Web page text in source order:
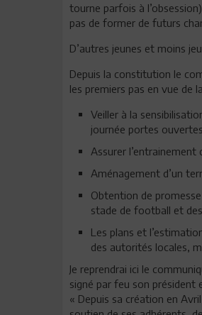
tourne parfois à
pas de former de futurs
D’autres jeunes et moins
Depuis la constitution le
les premiers pas en vue de
Veiller à la
journée portes
Assurer l’entrainement
Aménagement d’un
Obtention de
stade de football et
Les plans et
des autorités locales,
Je reprendrai ici le
signé par feu son
« Depuis sa création en